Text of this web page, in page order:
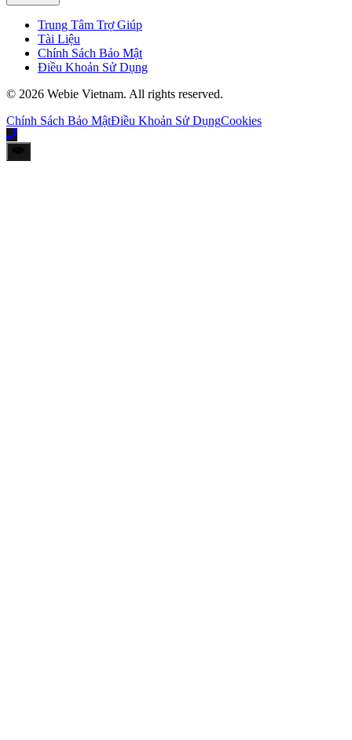
Trung Tâm Trợ Giúp
Tài Liệu
Chính Sách Bảo Mật
Điều Khoản Sử Dụng
© 2026 Webie Vietnam. All rights reserved.
Chính Sách Bảo MậtĐiều Khoản Sử DụngCookies